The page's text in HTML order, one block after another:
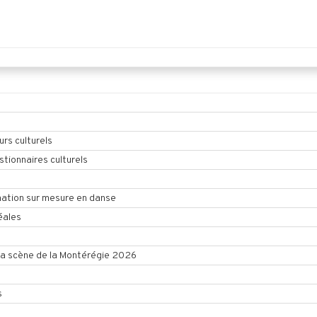
culturels
culturels
sur mesure en danse
scène de la Montérégie 2026